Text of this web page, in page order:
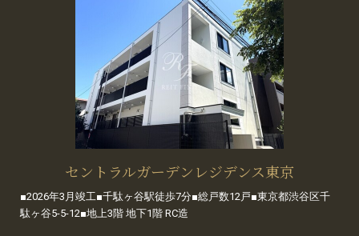
セントラルガーデンレジデンス東京
■2026年3月竣工■千駄ヶ谷駅徒歩7分■総戸数12戸■東京都渋谷区千
駄ヶ谷5-5-12■地上3階 地下1階 RC造